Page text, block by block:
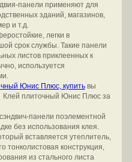
панели применяют для
зданий, магазинов,
и т.д.
легки в
срок службы. Такие панели
листов приклеенных к
используется
Юнис Плюс, купитьвы
Клей плиточный Юнис Плюс за
панели поэлементной
без использования клея.
вставляется утеплитель,
конструкция,
из стального листа